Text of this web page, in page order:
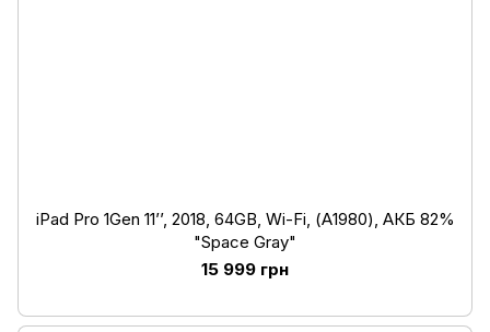
iPad Pro 1Gen 11’’, 2018, 64GB, Wi-Fi, (А1980), АКБ 82%
"Space Gray"
15 999 грн